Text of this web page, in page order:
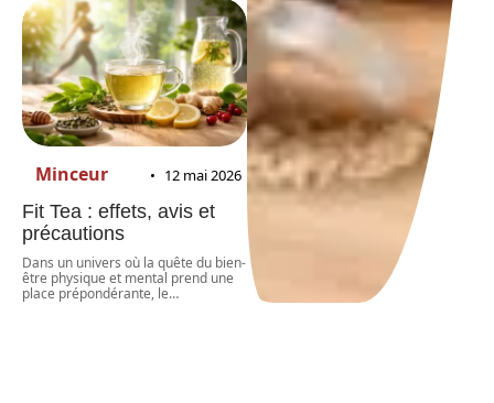
Minceur 12 mai 2026
Fit Tea : effets, avis et
précautions
Dans un univers où la quête du bien-
être physique et mental prend une
place prépondérante, le…